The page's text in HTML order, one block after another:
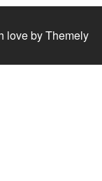
love byThemely